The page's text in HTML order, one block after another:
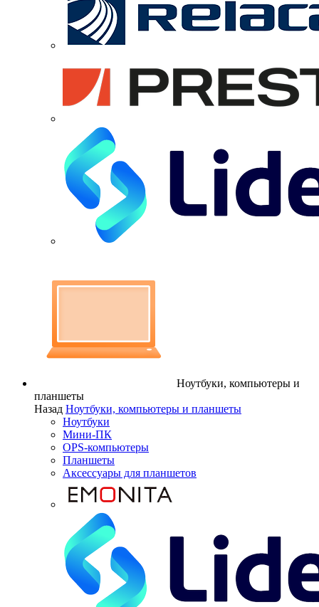
Ноутбуки, компьютеры и
планшеты
Назад Ноутбуки, компьютеры и планшеты
Ноутбуки
Мини-ПК
OPS-компьютеры
Планшеты
Аксессуары для планшетов